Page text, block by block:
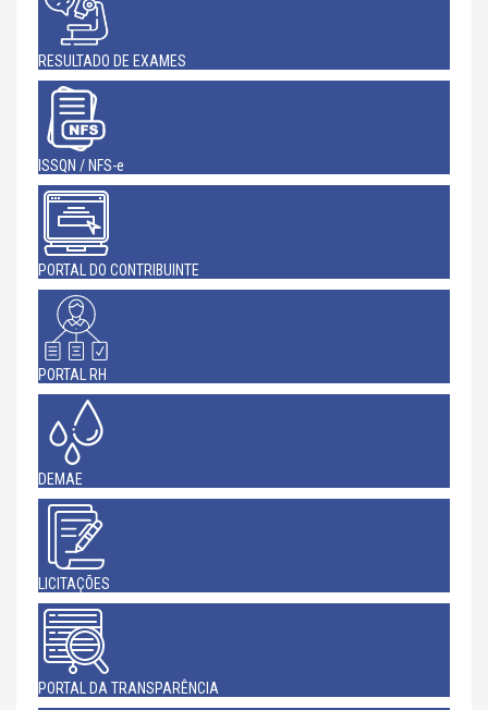
RESULTADO DE EXAMES
ISSQN / NFS-e
PORTAL DO CONTRIBUINTE
PORTAL RH
DEMAE
LICITAÇÕES
PORTAL DA TRANSPARÊNCIA